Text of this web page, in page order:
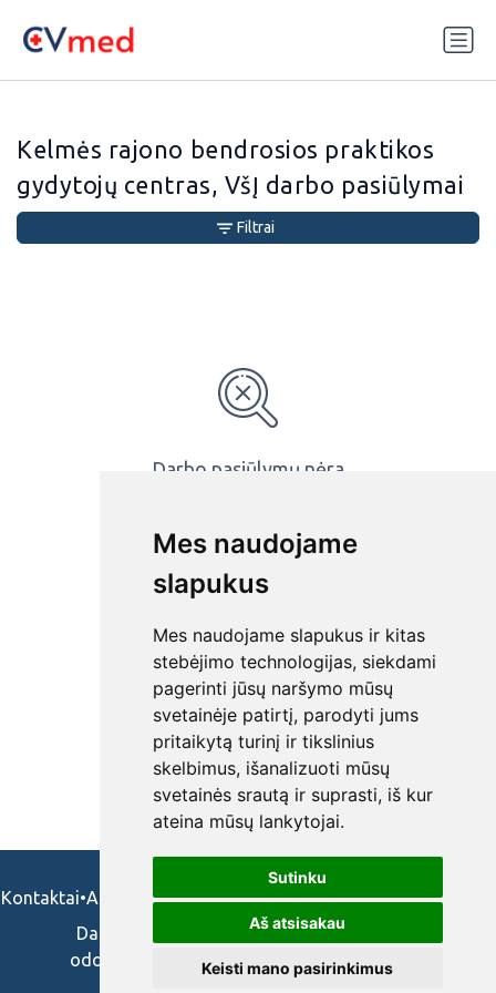
Mes naudojame
slapukus
Mes naudojame slapukus ir kitas
stebėjimo technologijas, siekdami
pagerinti jūsų naršymo mūsų
svetainėje patirtį, parodyti jums
pritaikytą turinį ir tikslinius
skelbimus, išanalizuoti mūsų
svetainės srautą ir suprasti, iš kur
ateina mūsų lankytojai.
Sutinku
Aš atsisakau
Keisti mano pasirinkimus
Kelmės rajono bendrosios praktikos
gydytojų centras, VšĮ darbo pasiūlymai
Darbo pasiūlymų nėra
Filtrai
Kontaktai•Apie mus•Naudojimosi taisykės•Privatumo politika
Darbo skelbimai ir pasiūlymai: gydytojams,
odontologams, slaugytojams, veterinarams,